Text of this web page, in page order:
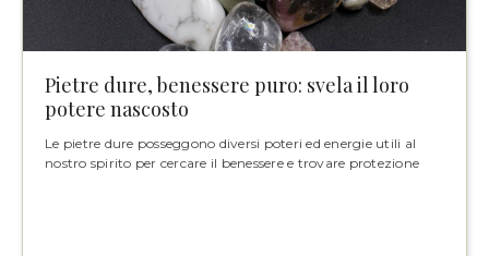
Pietre dure, benessere puro: svela il loro
potere nascosto
Le pietre dure posseggono diversi poteri ed energie utili al
nostro spirito per cercare il benessere e trovare protezione